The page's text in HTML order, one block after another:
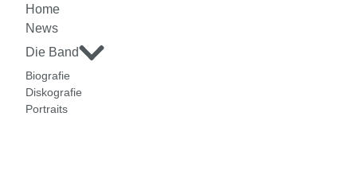
Home
News
Die Band
Biografie
Diskografie
Portraits